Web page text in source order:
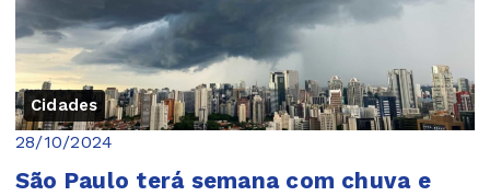
Cidades
28/10/2024
São Paulo terá semana com chuva e